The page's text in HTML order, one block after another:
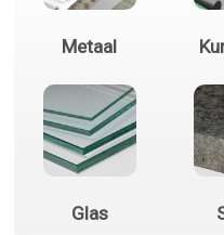
Metaal
Glas